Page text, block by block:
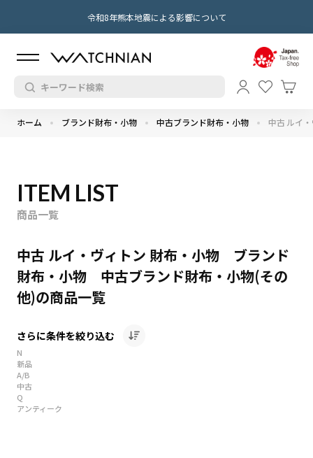
令和8年熊本地震による影響について
ホーム ブランド財布・小物 中古ブランド財布・小物 中古 ルイ
ITEM LIST
商品一覧
中古 ルイ・ヴィトン 財布・小物 ブランド
財布・小物 中古ブランド財布・小物(その
他)の商品一覧
さらに条件を絞り込む
N
新品
A/B
中古
Q
アンティーク